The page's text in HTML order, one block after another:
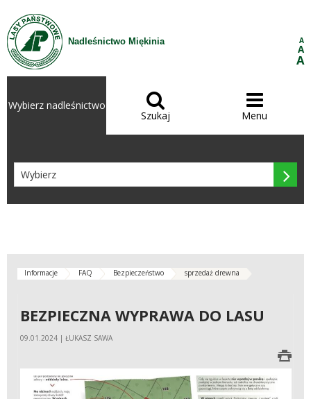
Przejdź do treści
Nadleśnictwo Miękinia A
A
A
Wybierz nadleśnictwo 
Szukaj

Menu

Informacje FAQ Bezpieczeństwo sprzedaż drewna
BEZPIECZNA WYPRAWA DO LASU
09.01.2024 | ŁUKASZ SAWA